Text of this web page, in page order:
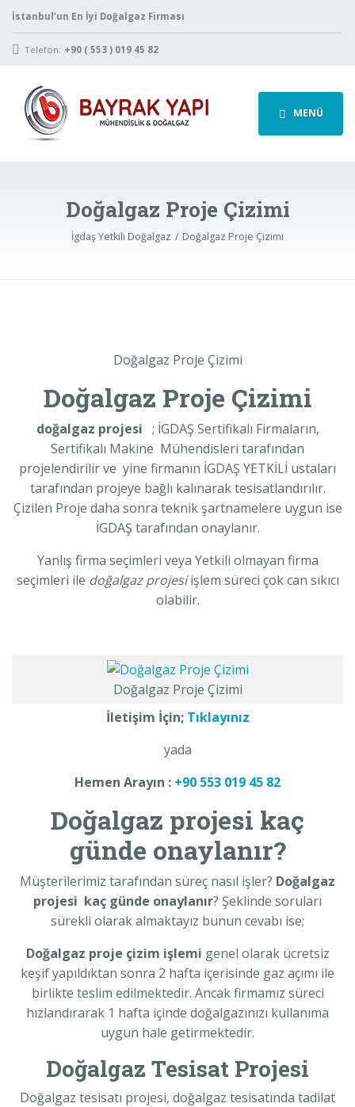
İstanbul’un En İyi Doğalgaz Firması
Telefon: +90 ( 553 ) 019 45 82
MENÜ
Doğalgaz Proje Çizimi
İgdaş Yetkili Doğalgaz Doğalgaz Proje Çizimi
Doğalgaz Proje Çizimi
Doğalgaz Proje Çizimi
doğalgaz projesi ; İGDAŞ Sertifikalı Firmaların,
Sertifikalı Makine Mühendisleri tarafından
projelendirilir ve yine firmanın İGDAŞ YETKİLİ ustaları
tarafından projeye bağlı kalınarak tesisatlandırılır.
Çizilen Proje daha sonra teknik şartnamelere uygun ise
İGDAŞ tarafından onaylanır.
Yanlış firma seçimleri veya Yetkili olmayan firma
seçimleri ile doğalgaz projesiişlem süreci çok can sıkıcı
olabilir.
Doğalgaz Proje Çizimi
İletişim İçin; Tıklayınız
yada
Hemen Arayın : +90 553 019 45 82
Doğalgaz projesi kaç
günde onaylanır?
Müşterilerimiz tarafından süreç nasıl işler? Doğalgaz
projesi kaç günde onaylanır? Şeklinde soruları
sürekli olarak almaktayız bunun cevabı ise;
Doğalgaz proje çizim işlemi genel olarak ücretsiz
keşif yapıldıktan sonra 2 hafta içerisinde gaz açımı ile
birlikte teslim edilmektedir. Ancak firmamız süreci
hızlandırarak 1 hafta içinde doğalgazınızı kullanıma
uygun hale getirmektedir.
Doğalgaz Tesisat Projesi
Doğalgaz tesisatı projesi, doğalgaz tesisatında tadilat